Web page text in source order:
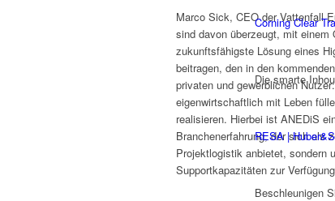
Corning Clear
Die smarte
RESA |
Beschleunigen
Marco Sick, CEO der Vattenfall
sind davon überzeugt, mit
zukunftsfähigste Lösung eines
beitragen, den in den
privaten und gewerblichen
eigenwirtschaftlich mit Leben
realisieren. Hierbei ist ANEDiS
Branchenerfahrung, der sich als
Projektlogistik anbietet, sondern
Supportkapazitäten zur